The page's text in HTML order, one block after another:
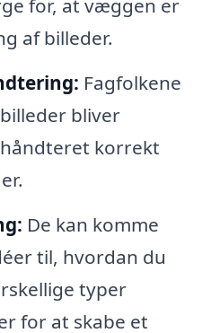
for, at væggen er
af billeder.
Fagfolkene
bliver
korrekt
De kan komme
til, hvordan du
typer
for at skabe et